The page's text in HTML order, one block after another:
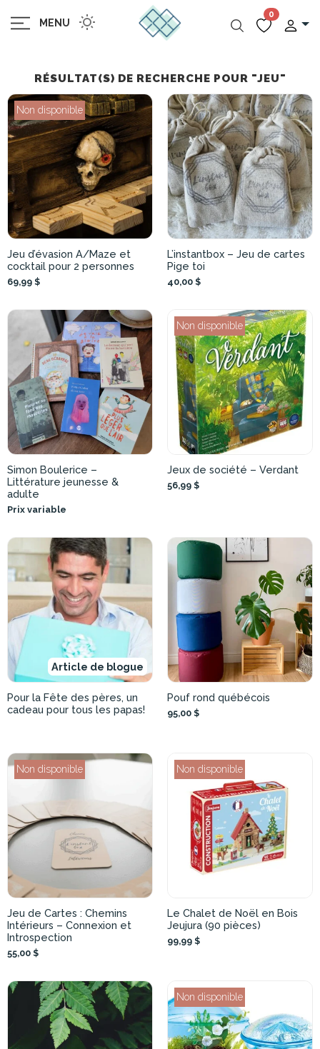
MENU
0
RÉSULTAT(S) DE RECHERCHE POUR "JEU"
Non disponible
Jeu d’évasion A/Maze et
cocktail pour 2 personnes
69,99 $
L’instantbox – Jeu de cartes
Pige toi
40,00 $
Simon Boulerice –
Littérature jeunesse &
adulte
Prix variable
Non disponible
Jeux de société – Verdant
56,99 $
Article de blogue
Pour la Fête des pères, un
cadeau pour tous les papas!
Pouf rond québécois
95,00 $
Non disponible
Jeu de Cartes : Chemins
Intérieurs – Connexion et
Introspection
55,00 $
Non disponible
Le Chalet de Noël en Bois
Jeujura (90 pièces)
99,99 $
Non disponible